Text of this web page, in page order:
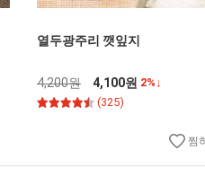
열두광주리 깻잎지
4,200원 4,100원 2%↓
(325)
찜